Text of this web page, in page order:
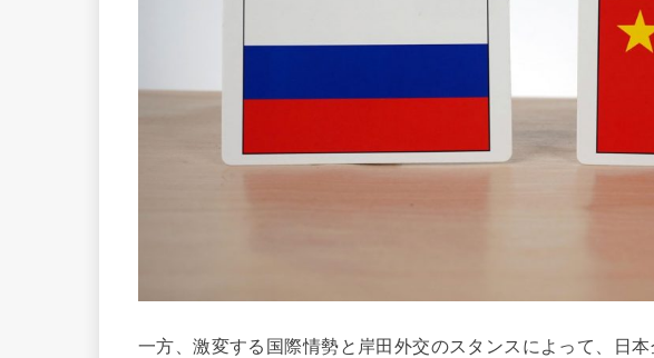
一方、激変する国際情勢と岸田外交のスタンスによって、日